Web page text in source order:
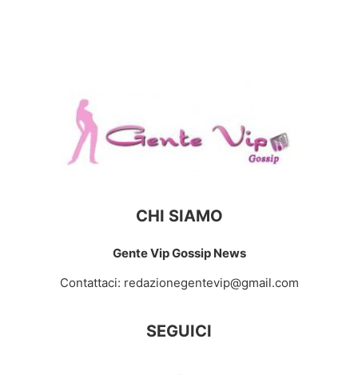
CHI SIAMO
Gente Vip Gossip News
Contattaci: redazionegentevip@gmail.com
SEGUICI